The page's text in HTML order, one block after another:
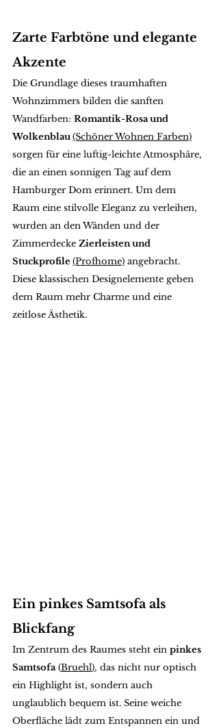
Zarte Farbtöne und elegante
Akzente
Die Grundlage dieses traumhaften
Wohnzimmers bilden die sanften
Wandfarben: Romantik-Rosa und
Wolkenblau (Schöner Wohnen Farben)
sorgen für eine luftig-leichte Atmosphäre,
die an einen sonnigen Tag auf dem
Hamburger Dom erinnert. Um dem
Raum eine stilvolle Eleganz zu verleihen,
wurden an den Wänden und der
Zimmerdecke Zierleisten und
Stuckprofile (Profhome) angebracht.
Diese klassischen Designelemente geben
dem Raum mehr Charme und eine
zeitlose Ästhetik.
Ein pinkes Samtsofa als
Blickfang
Im Zentrum des Raumes steht ein pinkes
Samtsofa (Bruehl), das nicht nur optisch
ein Highlight ist, sondern auch
unglaublich bequem ist. Seine weiche
Oberfläche lädt zum Entspannen ein und